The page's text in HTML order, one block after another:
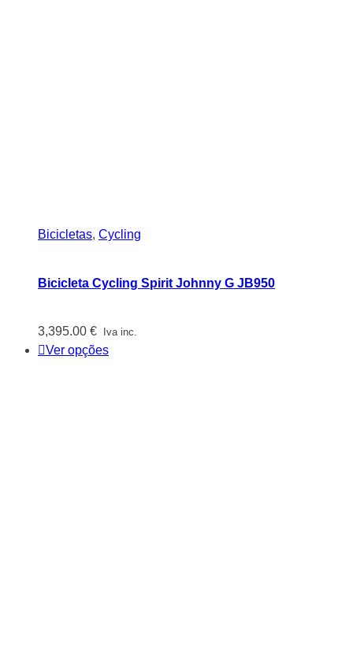
Bicicletas, Cycling
Bicicleta Cycling Spirit Johnny G JB950
3,395.00 € Iva inc.
Ver opções